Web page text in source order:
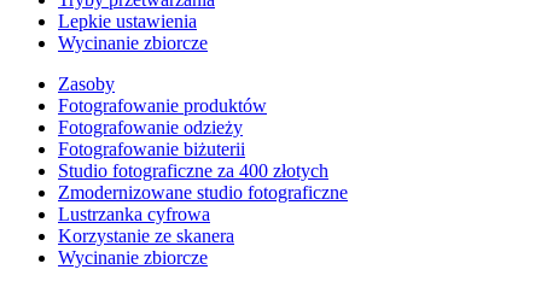
Lepkie ustawienia
Wycinanie zbiorcze
Zasoby
Fotografowanie produktów
Fotografowanie odzieży
Fotografowanie biżuterii
Studio fotograficzne za 400 złotych
Zmodernizowane studio fotograficzne
Lustrzanka cyfrowa
Korzystanie ze skanera
Wycinanie zbiorcze